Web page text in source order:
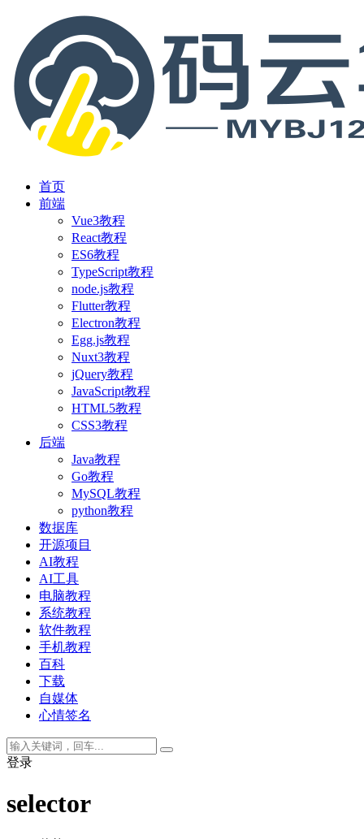
首页
前端
Vue3教程
React教程
ES6教程
TypeScript教程
node.js教程
Flutter教程
Electron教程
Egg.js教程
Nuxt3教程
jQuery教程
JavaScript教程
HTML5教程
CSS3教程
后端
Java教程
Go教程
MySQL教程
python教程
数据库
开源项目
AI教程
AI工具
电脑教程
系统教程
软件教程
手机教程
百科
下载
自媒体
心情签名
登录
selector